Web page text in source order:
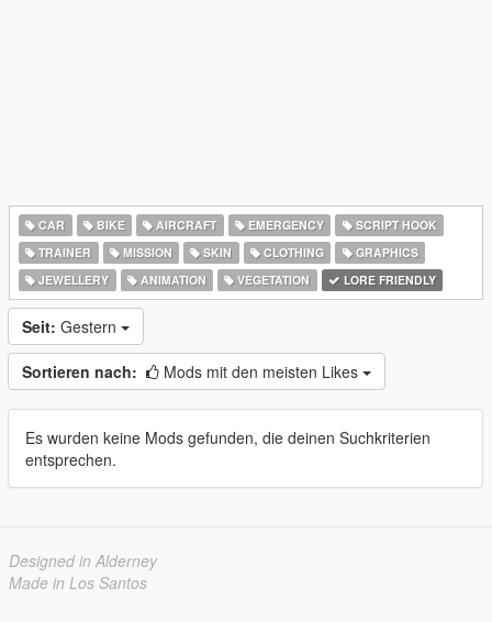
CAR BIKE AIRCRAFT EMERGENCY
SCRIPT HOOK
TRAINER
MISSION SKIN CLOTHING
GRAPHICS
JEWELLERY
ANIMATION VEGETATION LORE FRIENDLY
Seit: Gestern
Sortieren nach: Mods mit den meisten Likes
Es wurden keine Mods gefunden, die deinen Suchkriterien
entsprechen.
Designed in Alderney
Made in Los Santos